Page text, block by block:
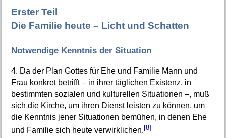
Erster Teil
Die Familie heute – Licht und Schatten
Notwendige Kenntnis der Situation
4. Da der Plan Gottes für Ehe und Familie Mann und
Frau konkret betrifft – in ihrer täglichen Existenz, in
bestimmten sozialen und kulturellen Situationen –, muß
sich die Kirche, um ihren Dienst leisten zu können, um
die Kenntnis jener Situationen bemühen, in denen Ehe
und Familie sich heute verwirklichen. [8]